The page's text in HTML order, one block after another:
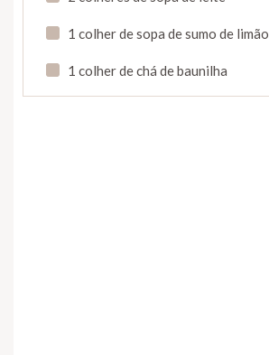
1 colher de sopa de sumo de limão
1 colher de chá de baunilha